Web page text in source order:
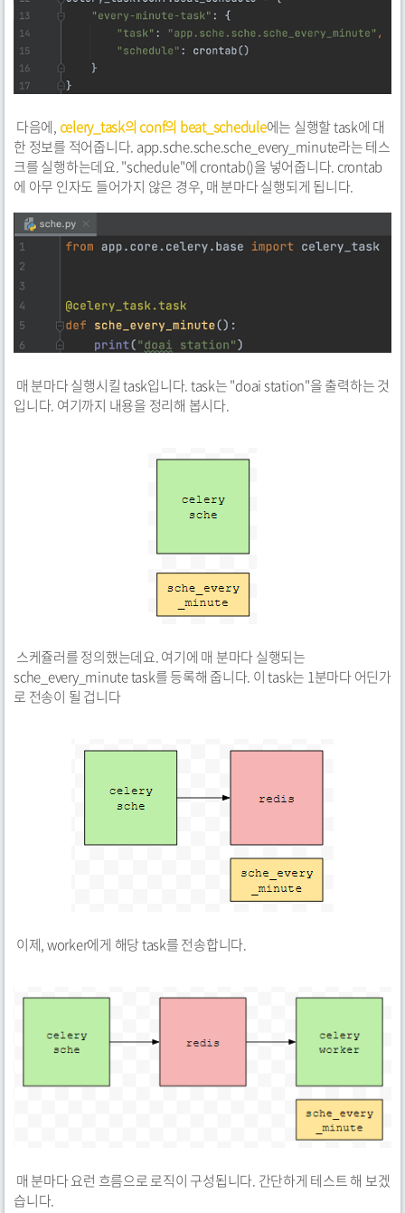
다음에,celery_task의 conf의 beat_schedule에는 실행할 task에 대
한 정보를 적어줍니다. app.sche.sche.sche_every_minute라는 테스
크를 실행하는데요. "schedule"에 crontab()을 넣어줍니다. crontab
에 아무 인자도 들어가지 않은 경우, 매 분마다 실행되게 됩니다.
매 분마다 실행시킬 task입니다. task는 "doai station"을 출력하는 것
입니다. 여기까지 내용을 정리해 봅시다.
스케쥴러를 정의했는데요. 여기에 매 분마다 실행되는
sche_every_minute task를 등록해 줍니다. 이 task는 1분마다 어딘가
로 전송이 될 겁니다
이제, worker에게 해당 task를 전송합니다.
매 분마다 요런 흐름으로 로직이 구성됩니다. 간단하게 테스트 해 보겠
습니다.